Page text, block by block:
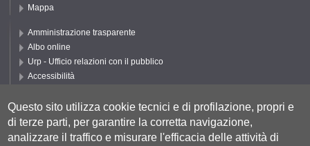
Mappa
Amministrazione trasparente
Albo online
Urp - Ufficio relazioni con il pubblico
Accessibilità
Cookie settings
Segui UNISI
Questo sito utilizza cookie tecnici e di profilazione, propri e
di terze parti, per garantire la corretta navigazione,
analizzare il traffico e misurare l'efficacia delle attività di